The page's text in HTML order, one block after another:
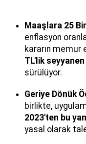
Maaşlara 25
enflasyon
kararın memur
TL'lik seyyanen
sürülüyor.
Geriye Dönük
birlikte,
2023'ten bu
yasal olarak